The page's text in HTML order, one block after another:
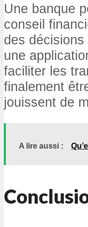
Une banque
conseil
des
une
faciliter les
finalement
jouissent de
A lire aussi :